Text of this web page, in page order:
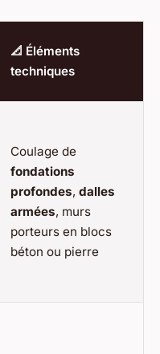
📐 Éléments
techniques
Coulage de
fondations
profondes, dalles
armées, murs
porteurs en blocs
béton ou pierre